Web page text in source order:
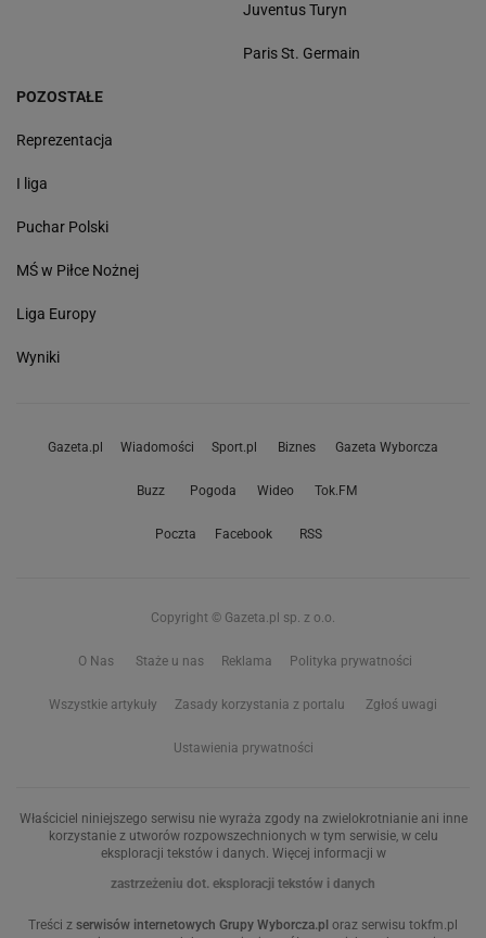
Juventus Turyn
Paris St. Germain
POZOSTAŁE
Reprezentacja
I liga
Puchar Polski
MŚ w Piłce Nożnej
Liga Europy
Wyniki
Gazeta.pl Wiadomości Sport.pl Biznes Gazeta Wyborcza
Buzz Pogoda Wideo Tok.FM
Poczta Facebook RSS
Copyright © Gazeta.pl sp. z o.o.
O Nas Staże u nas Reklama Polityka prywatności
Wszystkie artykuły Zasady korzystania z portalu Zgłoś uwagi
Ustawienia prywatności
Właściciel niniejszego serwisu nie wyraża zgody na zwielokrotnianie ani inne
korzystanie z utworów rozpowszechnionych w tym serwisie, w celu
eksploracji tekstów i danych. Więcej informacji w
zastrzeżeniu dot. eksploracji tekstów i danych
Treści z serwisów internetowych Grupy Wyborcza.pl oraz serwisu tokfm.pl